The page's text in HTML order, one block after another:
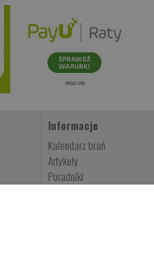
Informacje
Kalendarz brań
Artykuły
Poradniki